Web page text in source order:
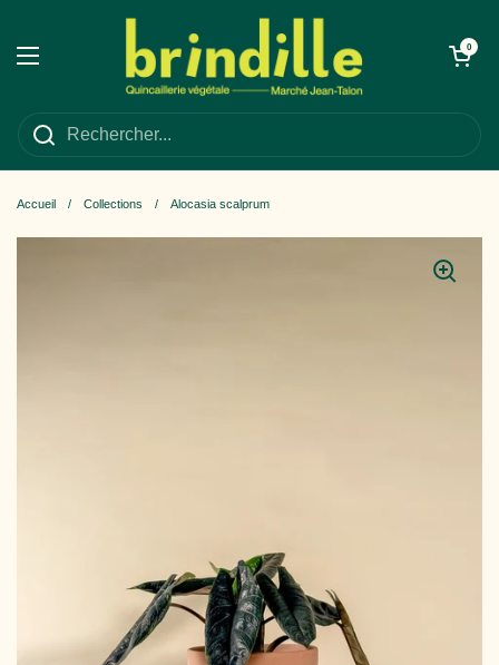
Ouvrir le menu
Ouvrir le panier
0
Accueil / Collections / Alocasia scalprum